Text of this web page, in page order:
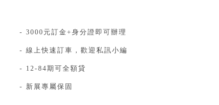
- 3000元訂金+身分證即可辦理⁣⁣⁣⁣⁣⁣⁣⁣⁣⁣⁣⁣⁣⁣⁣⁣⁣⁣⁣⁣⁣
- 線上快速訂車，歡迎私訊小編⁣⁣⁣⁣⁣⁣⁣⁣⁣⁣⁣⁣⁣⁣⁣⁣⁣⁣⁣⁣⁣
- 12-84期可全額貸⁣⁣⁣⁣⁣⁣⁣⁣⁣⁣⁣
- 新展專屬保固⁣